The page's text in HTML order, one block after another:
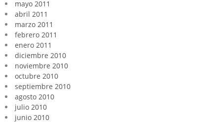
mayo 2011
abril 2011
marzo 2011
febrero 2011
enero 2011
diciembre 2010
noviembre 2010
octubre 2010
septiembre 2010
agosto 2010
julio 2010
junio 2010